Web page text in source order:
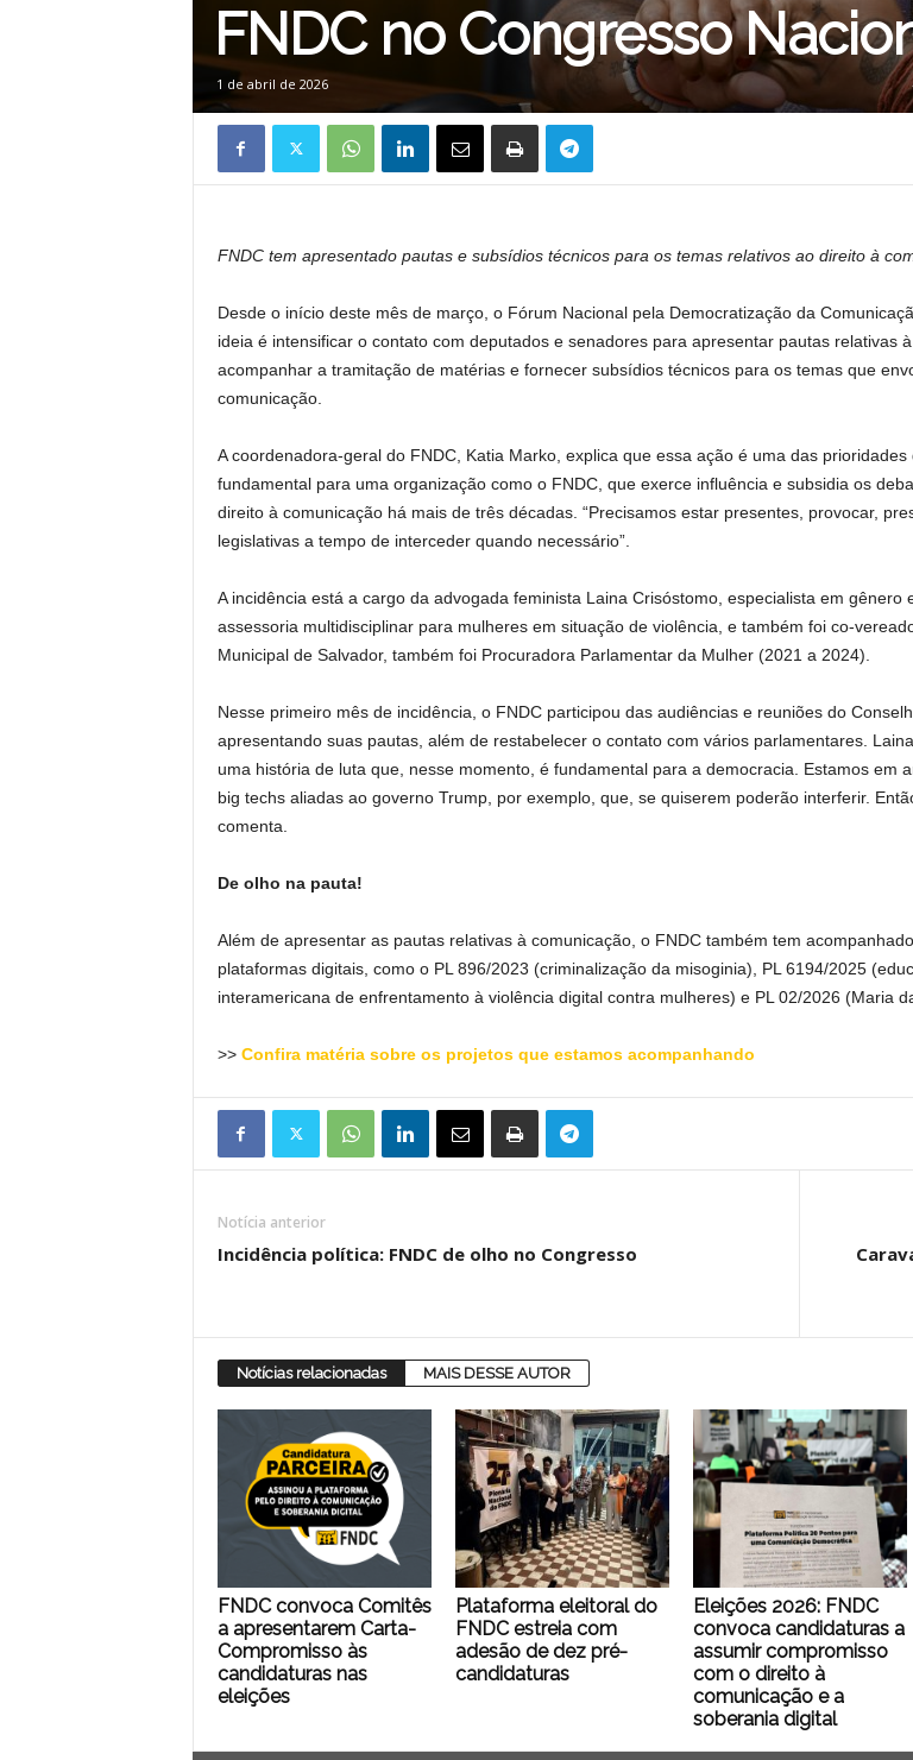
FNDC no Congresso
1 de abril de 2026
FNDC tem apresentado pautas e subsídios técnicos para os temas relativos ao direito à
Desde o início deste mês de março, o Fórum Nacional pela Democratização da
ideia é intensificar o contato com deputados e senadores para apresentar pautas relativas
acompanhar a tramitação de matérias e fornecer subsídios técnicos para os temas que
comunicação.
A coordenadora-geral do FNDC, Katia Marko, explica que essa ação é uma das
fundamental para uma organização como o FNDC, que exerce influência e subsidia os
direito à comunicação há mais de três décadas. “Precisamos estar presentes, provocar,
legislativas a tempo de interceder quando necessário”.
A incidência está a cargo da advogada feminista Laina Crisóstomo, especialista em
assessoria multidisciplinar para mulheres em situação de violência, e também foi co-
Municipal de Salvador, também foi Procuradora Parlamentar da Mulher (2021 a 2024).
Nesse primeiro mês de incidência, o FNDC participou das audiências e reuniões do
apresentando suas pautas, além de restabelecer o contato com vários parlamentares.
uma história de luta que, nesse momento, é fundamental para a democracia. Estamos em
big techs aliadas ao governo Trump, por exemplo, que, se quiserem poderão interferir.
comenta.
De olho na pauta!
Além de apresentar as pautas relativas à comunicação, o FNDC também tem
plataformas digitais, como o PL 896/2023 (criminalização da misoginia), PL 6194/2025
interamericana de enfrentamento à violência digital contra mulheres) e PL 02/2026 (Maria
>> Confira matéria sobre os projetos que estamos acompanhando
Notícia anterior
Incidência política: FNDC de olho no Congresso
Notícias relacionadas MAIS DESSE AUTOR
FNDC convoca Comitês
a apresentarem Carta-
Compromisso às
candidaturas nas
eleições
Plataforma eleitoral do
FNDC estreia com
adesão de dez pré-
candidaturas
Eleições 2026: FNDC
convoca candidaturas a
assumir compromisso
com o direito à
comunicação e a
soberania digital